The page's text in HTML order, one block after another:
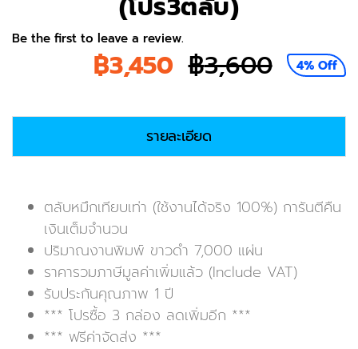
Be the first to leave a review.
฿3,600
price
was:
฿
฿3,450
price
is:
฿3,450.
4% Off
รายละเอียด
ตลับหมึกเทียบเท่า (ใช้งานได้จริง 100%) การันตีคืน
เงินเต็มจำนวน
ปริมาณงานพิมพ์ ขาวดำ 7,000 แผ่น
ราคารวมภาษีมูลค่าเพิ่มแล้ว (Include VAT)
รับประกันคุณภาพ 1 ปี
*** โปรซื้อ 3 กล่อง ลดเพิ่มอีก ***
*** ฟรีค่าจัดส่ง ***